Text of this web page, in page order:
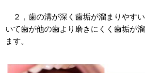
２，歯の溝が深く歯垢が溜まりやす
いて歯が他の歯より磨きにくく歯垢が
ます。